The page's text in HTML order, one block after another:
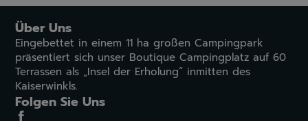
Über Uns
Eingebettet in einem 11 ha großen Campingpark
präsentiert sich unser Boutique Campingplatz auf 60
Terrassen als „Insel der Erholung“ inmitten des
Kaiserwinkls.
Folgen Sie Uns